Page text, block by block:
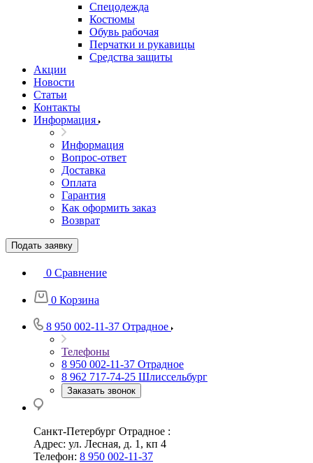
Спецодежда
Костюмы
Обувь рабочая
Перчатки и рукавицы
Средства защиты
Акции
Новости
Статьи
Контакты
Информация
Информация
Вопрос-ответ
Доставка
Оплата
Гарантия
Как оформить заказ
Возврат
Подать заявку
0 Сравнение
0 Корзина
8 950 002-11-37 Отрадное
Телефоны
8 950 002-11-37 Отрадное
8 962 717-74-25 Шлиссельбург
Заказать звонок
Санкт-Петербург Отрадное :
Адрес: ул. Лесная, д. 1, кп 4
Телефон: 8 950 002-11-37